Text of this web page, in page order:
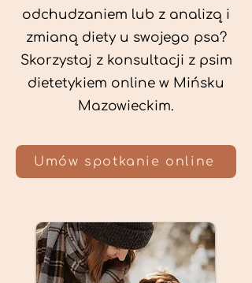
odchudzaniem lub z analizą i
zmianą diety u swojego psa?
Skorzystaj z konsultacji z psim
dietetykiem online w Mińsku
Mazowieckim.
Umów spotkanie online